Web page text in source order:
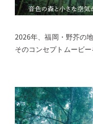
2026年、福岡・野芥の
そのコンセプトムービー